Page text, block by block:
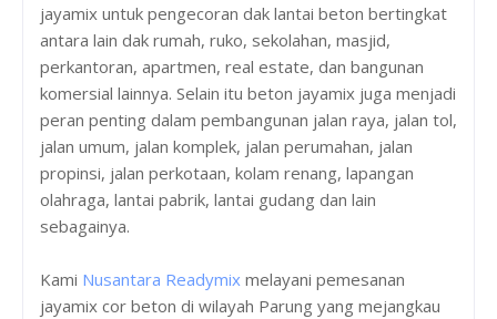
jayamix untuk pengecoran dak lantai beton bertingkat
antara lain dak rumah, ruko, sekolahan, masjid,
perkantoran, apartmen, real estate, dan bangunan
komersial lainnya. Selain itu beton jayamix juga menjadi
peran penting dalam pembangunan jalan raya, jalan tol,
jalan umum, jalan komplek, jalan perumahan, jalan
propinsi, jalan perkotaan, kolam renang, lapangan
olahraga, lantai pabrik, lantai gudang dan lain
sebagainya.
Kami Nusantara Readymix melayani pemesanan
jayamix cor beton di wilayah Parung yang mejangkau